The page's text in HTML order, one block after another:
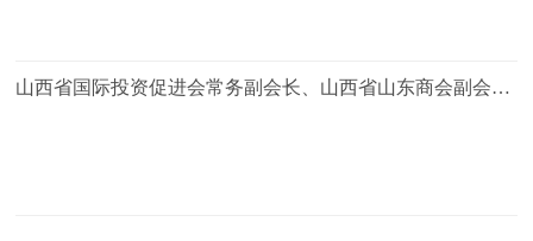
山西省国际投资促进会常务副会长、山西省山东商会副会